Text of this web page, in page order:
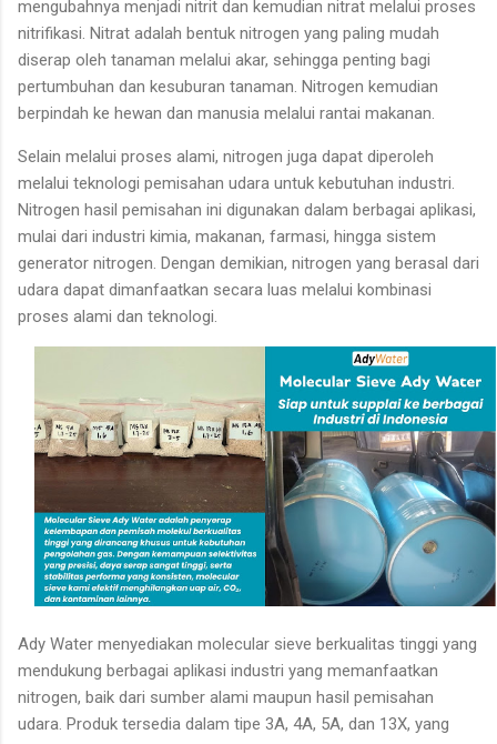
mengubahnya menjadi nitrit dan kemudian nitrat melalui proses
nitrifikasi. Nitrat adalah bentuk nitrogen yang paling mudah
diserap oleh tanaman melalui akar, sehingga penting bagi
pertumbuhan dan kesuburan tanaman. Nitrogen kemudian
berpindah ke hewan dan manusia melalui rantai makanan.
Selain melalui proses alami, nitrogen juga dapat diperoleh
melalui teknologi pemisahan udara untuk kebutuhan industri.
Nitrogen hasil pemisahan ini digunakan dalam berbagai aplikasi,
mulai dari industri kimia, makanan, farmasi, hingga sistem
generator nitrogen. Dengan demikian, nitrogen yang berasal dari
udara dapat dimanfaatkan secara luas melalui kombinasi
proses alami dan teknologi.
Ady Water menyediakan molecular sieve berkualitas tinggi yang
mendukung berbagai aplikasi industri yang memanfaatkan
nitrogen, baik dari sumber alami maupun hasil pemisahan
udara. Produk tersedia dalam tipe 3A, 4A, 5A, dan 13X, yang